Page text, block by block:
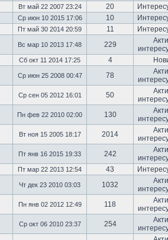
Вт май 22 2007 23:24 20
Ср июн 10 2015 17:06 10
Пт май 30 2014 20:59 11
Вс мар 10 2013 17:48 229
Сб окт 11 2014 17:25 4
Ср июн 25 2008 00:47 78
Ср сен 05 2012 16:01 50
Пн фев 22 2010 02:00 130
Вт ноя 15 2005 18:17 2014
Пт янв 16 2015 19:33 242
Пт мар 22 2013 12:54 43
Чт дек 23 2010 03:03 1032
Пн янв 02 2012 12:49 118
Ср окт 06 2010 23:37 254